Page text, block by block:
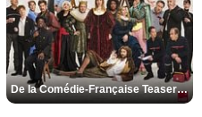
De la Comédie-Française Teaser VF